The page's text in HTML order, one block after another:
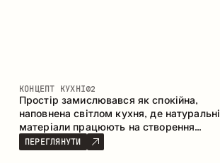
КОНЦЕПТ КУХНІ02
Простір замислювався як спокійна,
наповнена світлом кухня, де натуральні
матеріали працюють на створення
відчуття тепла, рівноваги та візуальної
легкості. Безпрограшне поєднання
ПЕРЕГЛЯНУТИ